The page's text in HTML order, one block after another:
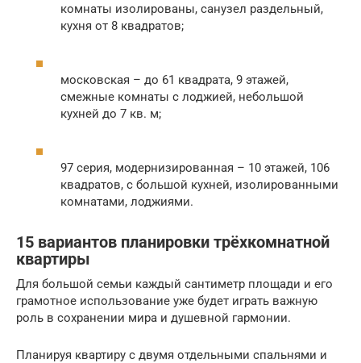
комнаты изолированы, санузел раздельный,
кухня от 8 квадратов;
московская – до 61 квадрата, 9 этажей,
смежные комнаты с лоджией, небольшой
кухней до 7 кв. м;
97 серия, модернизированная – 10 этажей, 106
квадратов, с большой кухней, изолированными
комнатами, лоджиями.
15 вариантов планировки трёхкомнатной
квартиры
Для большой семьи каждый сантиметр площади и его
грамотное использование уже будет играть важную
роль в сохранении мира и душевной гармонии.
Планируя квартиру с двумя отдельными спальнями и